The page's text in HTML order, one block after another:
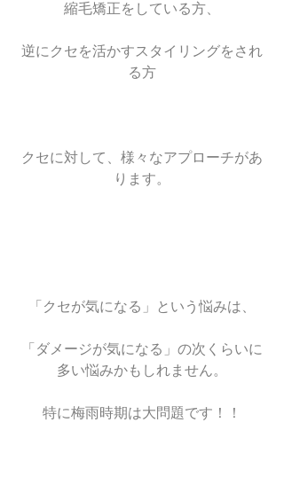
縮毛矯正をしている方、
逆にクセを活かすスタイリングをされ
る方
クセに対して、様々なアプローチがあ
ります。
「クセが気になる」という悩みは、
「ダメージが気になる」の次くらいに
多い悩みかもしれません。
特に梅雨時期は大問題です！！